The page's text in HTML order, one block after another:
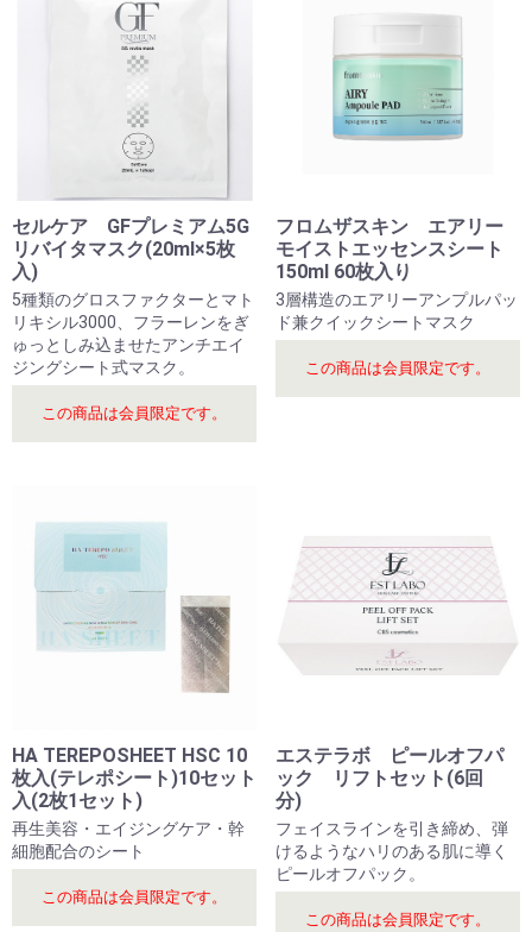
セルケア GFプレミアム5G
リバイタマスク(20ml×5枚
入)
5種類のグロスファクターとマト
リキシル3000、フラーレンをぎ
ゅっとしみ込ませたアンチエイ
ジングシート式マスク。
この商品は会員限定です。
フロムザスキン エアリー
モイストエッセンスシート
150ml 60枚入り
3層構造のエアリーアンプルパッ
ド兼クイックシートマスク
この商品は会員限定です。
HA TEREPOSHEET HSC 10
枚入(テレポシート)10セット
入(2枚1セット)
再生美容・エイジングケア・幹
細胞配合のシート
この商品は会員限定です。
エステラボ ピールオフパ
ック リフトセット(6回
分)
フェイスラインを引き締め、弾
けるようなハリのある肌に導く
ピールオフパック。
この商品は会員限定です。